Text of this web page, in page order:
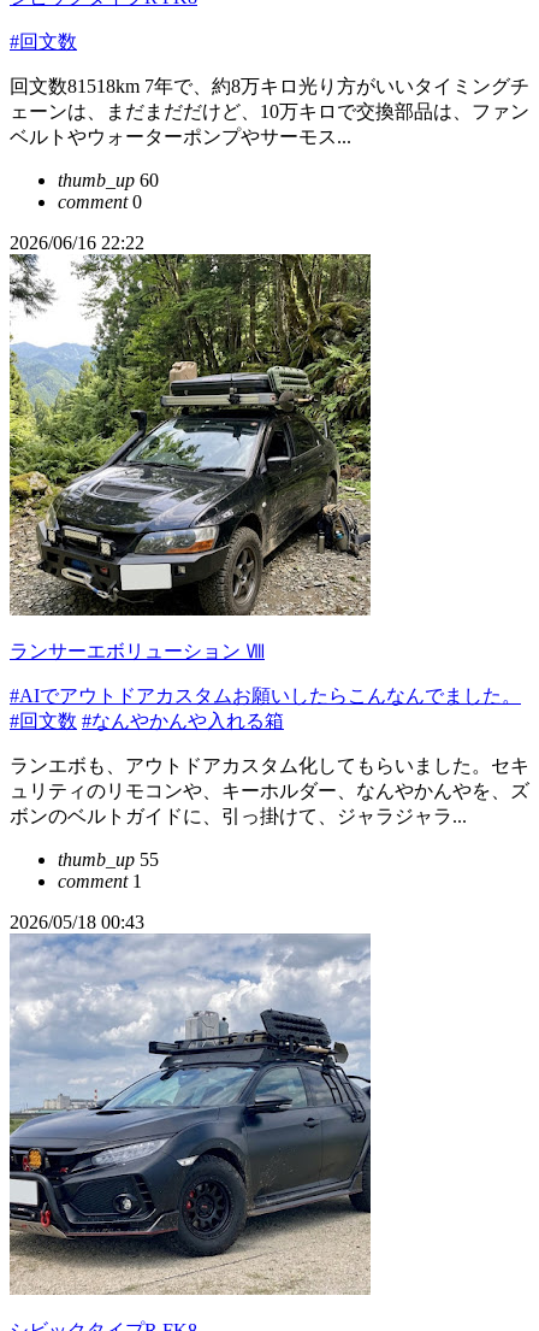
#回文数
回文数81518km 7年で、約8万キロ光り方がいいタイミングチ
ェーンは、まだまだだけど、10万キロで交換部品は、ファン
ベルトやウォーターポンプやサーモス...
thumb_up 60
comment0
2026/06/16 22:22
ランサーエボリューション Ⅷ
#AIでアウトドアカスタムお願いしたらこんなんでました。
#回文数 #なんやかんや入れる箱
ランエボも、アウトドアカスタム化してもらいました。セキ
ュリティのリモコンや、キーホルダー、なんやかんやを、ズ
ボンのベルトガイドに、引っ掛けて、ジャラジャラ...
thumb_up 55
comment1
2026/05/18 00:43